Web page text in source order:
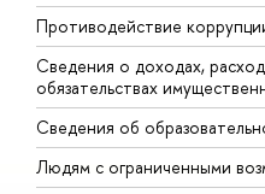
Противодействие
Сведения о доходах,
обязательствах
Сведения об
Людям с ограниченными